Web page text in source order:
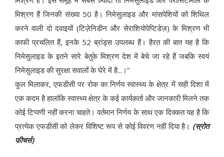
मिश्रण हैं जिनकी संख्या 50 है। निमेसुलाइड और मांसपेशियों को शिथिल
करने वाली दो दवाइयों (टिज़ेनिडीन और सेराशियोपेप्टिडेज़) के मिश्रण भी
काफी प्रचलित हैं, इनके 52 ब्रांड्स उपलब्ध हैं। हैरत की बात यह है कि
निमेसुलाइड के इतने सारे बेतुके मिश्रण देश में बेचे जा रहे हैं जबकि स्वयं
निमेसुलाइड की सुरक्षा सवालों के घेरे में है...।”
कुल मिलाकर, एफडीसी पर रोक का निर्णय स्वास्थ्य के क्षेत्र में सही दिशा में
एक कदम है हालांकि स्वास्थ्य क्षेत्र के कई कार्यकर्ता और जानकारी मिलने तक
कोई टिप्पणी नहीं करना चाहते। वर्तमान निर्णय के साथ एक दिक्कत यह है कि
प्रत्येक एफडीसी को लेकर विशिष्ट रूप से कोई विवरण नहीं दिया है। (स्रोत
फीचर्स)